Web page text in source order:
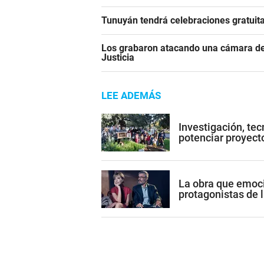
Tunuyán tendrá celebraciones
Los grabaron atacando una cámara
Justicia
LEE ADEMÁS
Investigación,
potenciar
La obra que
protagonistas de